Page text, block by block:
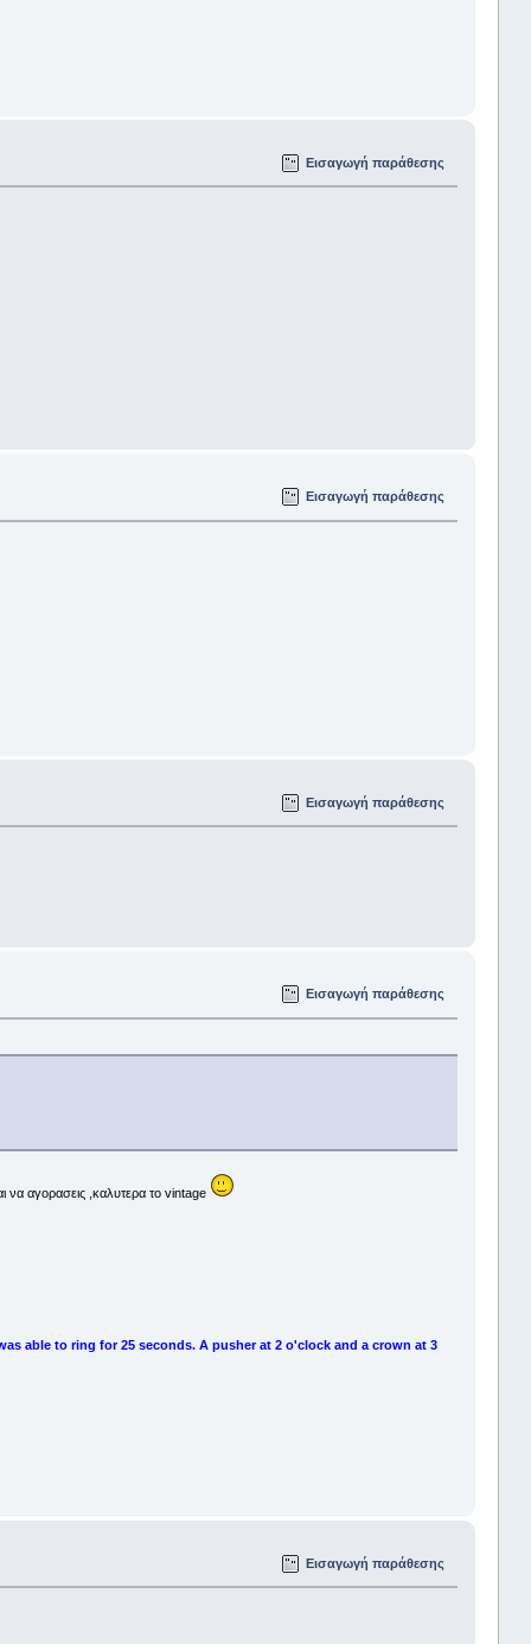
Εισαγωγή παράθεσης
Εισαγωγή παράθεσης
Εισαγωγή παράθεσης
Εισαγωγή παράθεσης
να αγορασεις ,καλυτερα το vintage
able to ring for 25 seconds. A pusher at 2 o'clock and a crown at 3
Εισαγωγή παράθεσης